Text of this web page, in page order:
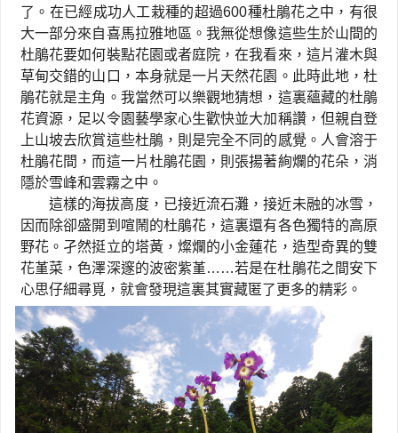
了。在已經成功人工栽種的超過600種杜鵑花之中，有很
大一部分來自喜馬拉雅地區。我無從想像這些生於山間的
杜鵑花要如何裝點花園或者庭院，在我看來，這片灌木與
草甸交錯的山口，本身就是一片天然花園。此時此地，杜
鵑花就是主角。我當然可以樂觀地猜想，這裏蘊藏的杜鵑
花資源，足以令園藝學家心生歡快並大加稱讚，但親自登
上山坡去欣賞這些杜鵑，則是完全不同的感覺。人會溶于
杜鵑花間，而這一片杜鵑花園，則張揚著絢爛的花朵，消
隱於雪峰和雲霧之中。
這樣的海拔高度，已接近流石灘，接近未融的冰雪，
因而除卻盛開到喧鬧的杜鵑花，這裏還有各色獨特的高原
野花。孑然挺立的塔黃，燦爛的小金蓮花，造型奇異的雙
花堇菜，色澤深邃的波密紫堇 ……若是在杜鵑花之間安下
心思仔細尋覓，就會發現這裏其實藏匿了更多的精彩。